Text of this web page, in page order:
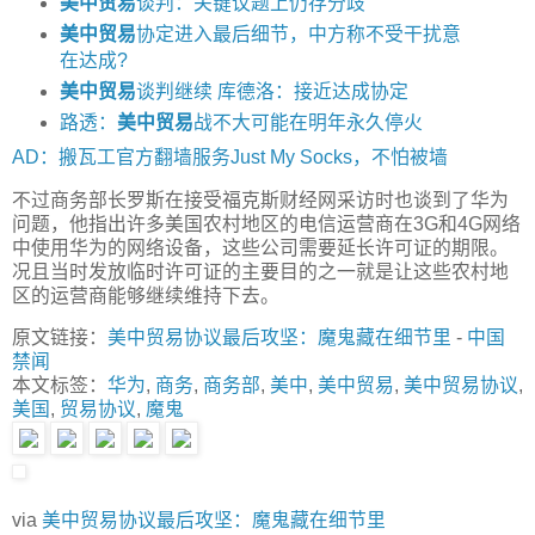
美中贸易协定进入最后细节，中方称不受干扰意
在达成?
美中贸易谈判继续 库德洛：接近达成协定
路透： 美中贸易战不大可能在明年永久停火
AD：搬瓦工官方翻墙服务Just My Socks，不怕被墙
不过商务部长罗斯在接受福克斯财经网采访时也谈到了华为
问题，他指出许多美国农村地区的电信运营商在3G和4G网络
中使用华为的网络设备，这些公司需要延长许可证的期限。
况且当时发放临时许可证的主要目的之一就是让这些农村地
区的运营商能够继续维持下去。
原文链接： 美中贸易协议最后攻坚：魔鬼藏在细节里 - 中国
禁闻
本文标签： 华为, 商务, 商务部, 美中, 美中贸易, 美中贸易协议,
美国 , 贸易协议, 魔鬼
via 美中贸易协议最后攻坚：魔鬼藏在细节里